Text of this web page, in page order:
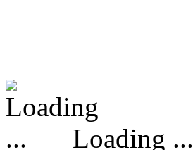
Loading ...